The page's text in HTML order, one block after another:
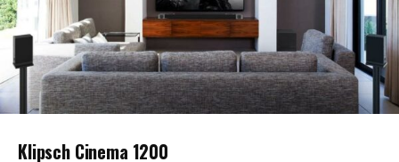
Klipsch Cinema 1200